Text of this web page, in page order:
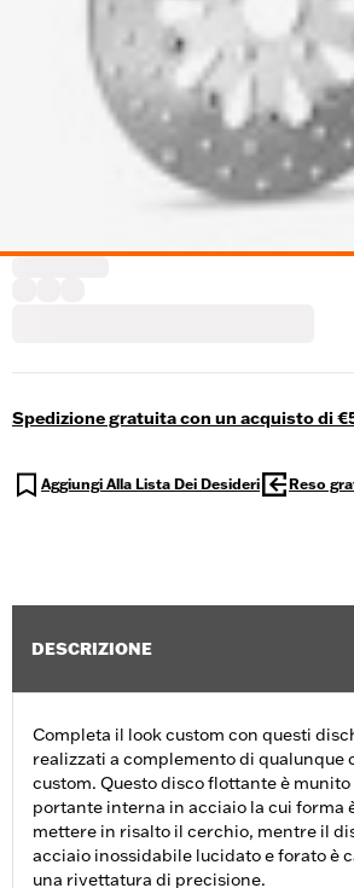
Spedizione gratuita con un acquisto di
Aggiungi Alla Lista Dei Desideri Reso
DESCRIZIONE
Completa il look custom con questi
realizzati a complemento di qualunque
custom. Questo disco flottante è
portante interna in acciaio la cui forma
mettere in risalto il cerchio, mentre il
acciaio inossidabile lucidato e forato è
una rivettatura di precisione.